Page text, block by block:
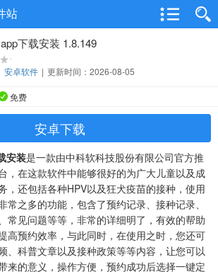
站
下载安装 1.8.149
安卓软件 | 更新时间：2026-08-05
免费
安卓下载
安装是一款由中科软科技股份有限公司官方推
，在这款软件中能够很好的为广大儿童以及成
，还包括各种HPV以及狂犬疫苗的接种，使用
常之多的功能，包含了预约记录、接种记录、
常见问题等等，非常的详细明了，有效的帮助
高预约效率，与此同时，在使用之时，您还可
、科普文章以及接种政策等等内容，让您可以
来的意义，操作方便，预约成功后选择一键定